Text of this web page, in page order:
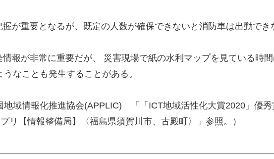
が重要となるが、既定の人数が確保できないと消防車は出動でき
報が非常に重要だが、 災害現場で紙の水利マップを見ている時
なことも発生することがある。
地域情報化推進協会(APPLIC) 「「ICT地域活性化大賞2020」
リ【情報整備局】〈福島県須賀川市、古殿町〉」参照。）